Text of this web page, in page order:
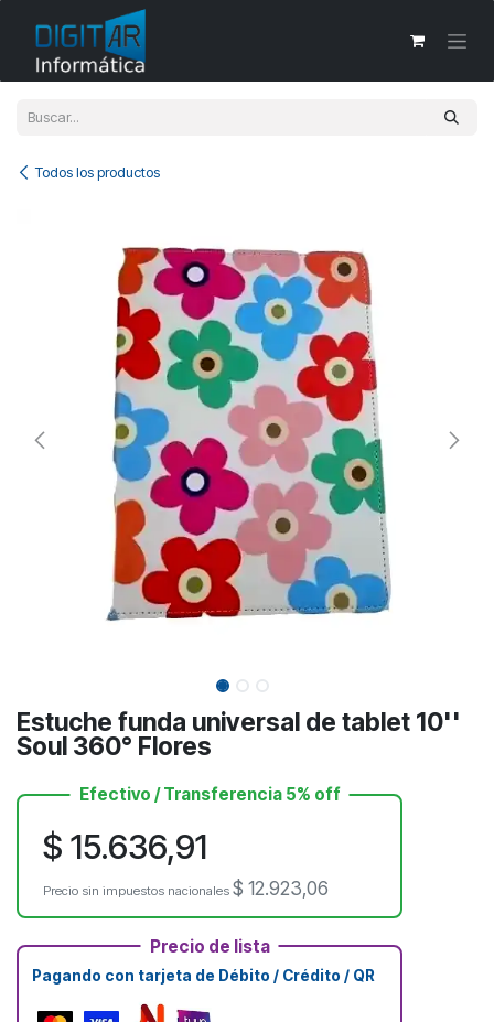
Todos los productos
Estuche funda universal de tablet 10''
Soul 360° Flores
Efectivo / Transferencia 5% off
$ 15.636,91
Precio sin impuestos nacionales $ 12.923,06
Precio de lista
Pagando con tarjeta de Débito / Crédito / QR